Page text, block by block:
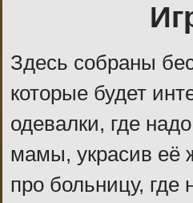
Здесь собраны
которые будет
одевалки, где
мамы, украсив её
про больницу,